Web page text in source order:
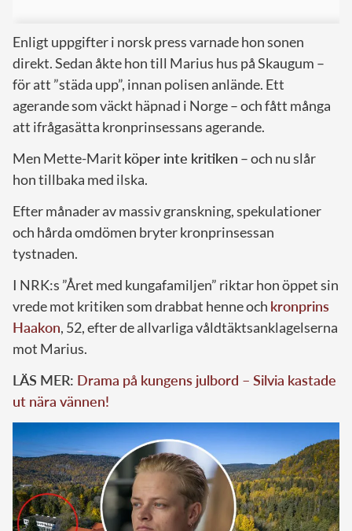
Enligt uppgifter i norsk press varnade hon sonen
direkt. Sedan åkte hon till Marius hus på Skaugum –
för att ”städa upp”, innan polisen anlände. Ett
agerande som väckt häpnad i Norge – och fått många
att ifrågasätta kronprinsessans agerande.
Men Mette-Marit köper inte kritiken – och nu slår
hon tillbaka med ilska.
Efter månader av massiv granskning, spekulationer
och hårda omdömen bryter kronprinsessan
tystnaden.
I NRK:s ”Året med kungafamiljen” riktar hon öppet sin
vrede mot kritiken som drabbat henne och kronprins
Haakon, 52, efter de allvarliga våldtäktsanklagelserna
mot Marius.
LÄS MER: Drama på kungens julbord – Silvia kastade
ut nära vännen!